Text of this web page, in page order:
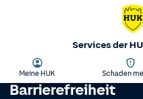
Services der
Meine HUK Schaden
Barrierefreiheit